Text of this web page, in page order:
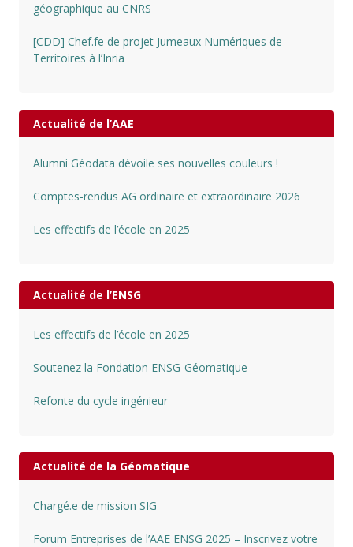
géographique au CNRS
[CDD] Chef.fe de projet Jumeaux Numériques de
Territoires à l’Inria
Actualité de l’AAE
Alumni Géodata dévoile ses nouvelles couleurs !
Comptes-rendus AG ordinaire et extraordinaire 2026
Les effectifs de l’école en 2025
Actualité de l’ENSG
Les effectifs de l’école en 2025
Soutenez la Fondation ENSG-Géomatique
Refonte du cycle ingénieur
Actualité de la Géomatique
Chargé.e de mission SIG
Forum Entreprises de l’AAE ENSG 2025 – Inscrivez votre